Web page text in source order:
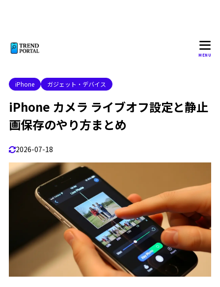
MENU
iPhone ガジェット・デバイス
iPhone カメラ ライブオフ設定と静止
画保存のやり方まとめ
2026-07-18